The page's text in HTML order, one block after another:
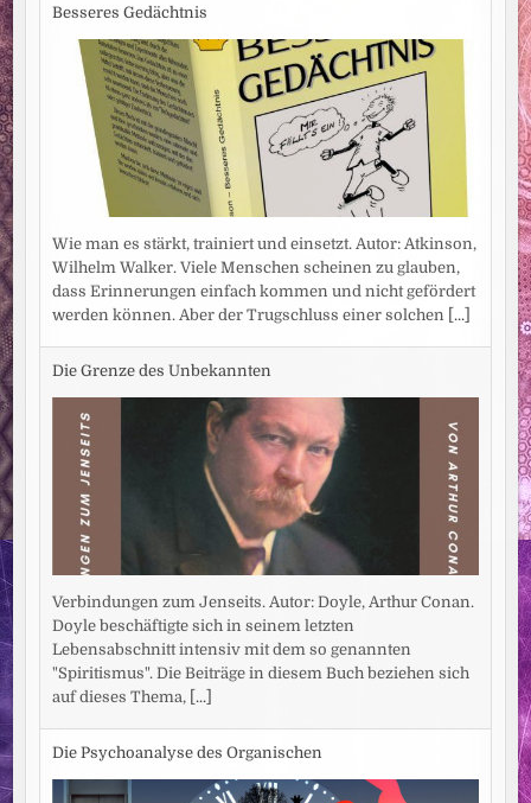
Besseres Gedächtnis
Wie man es stärkt, trainiert und einsetzt. Autor: Atkinson,
Wilhelm Walker. Viele Menschen scheinen zu glauben,
dass Erinnerungen einfach kommen und nicht gefördert
werden können. Aber der Trugschluss einer solchen
[...]
Die Grenze des Unbekannten
Verbindungen zum Jenseits. Autor: Doyle, Arthur Conan.
Doyle beschäftigte sich in seinem letzten
Lebensabschnitt intensiv mit dem so genannten
"Spiritismus". Die Beiträge in diesem Buch beziehen sich
auf dieses Thema,
[...]
Die Psychoanalyse des Organischen